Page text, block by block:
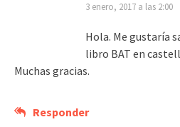
3 enero, 2017 a las 2:00
Hola. Me gustaría
libro BAT en
Muchas gracias.
Responder